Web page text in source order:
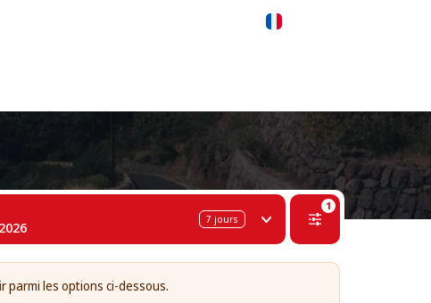
7 jours
1
parmi les options ci-dessous.